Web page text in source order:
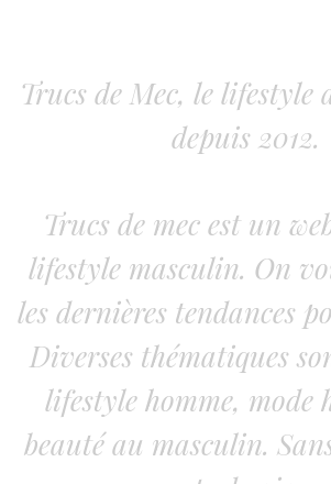
Trucs de Mec, le lifestyle
depuis 2012.
Trucs de mec est un
lifestyle masculin. On
les dernières tendances
Diverses thématiques
lifestyle homme, mode
beauté au masculin.